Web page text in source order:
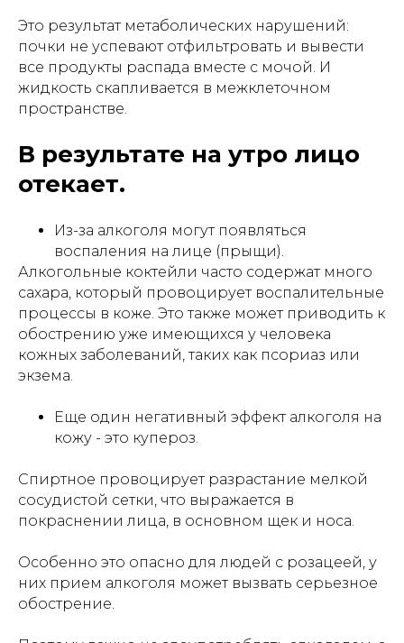
Это результат метаболических нарушений:
почки не успевают отфильтровать и вывести
все продукты распада вместе с мочой. И
жидкость скапливается в межклеточном
пространстве.
В результате на утро лицо
отекает.
Из-за алкоголя могут появляться
воспаления на лице (прыщи).
Алкогольные коктейли часто содержат много
сахара, который провоцирует воспалительные
процессы в коже. Это также может приводить к
обострению уже имеющихся у человека
кожных заболеваний, таких как псориаз или
экзема.
Еще один негативный эффект алкоголя на
кожу - это купероз.
Спиртное провоцирует разрастание мелкой
сосудистой сетки, что выражается в
покраснении лица, в основном щек и носа.
Особенно это опасно для людей с розацеей, у
них прием алкоголя может вызвать серьезное
обострение.